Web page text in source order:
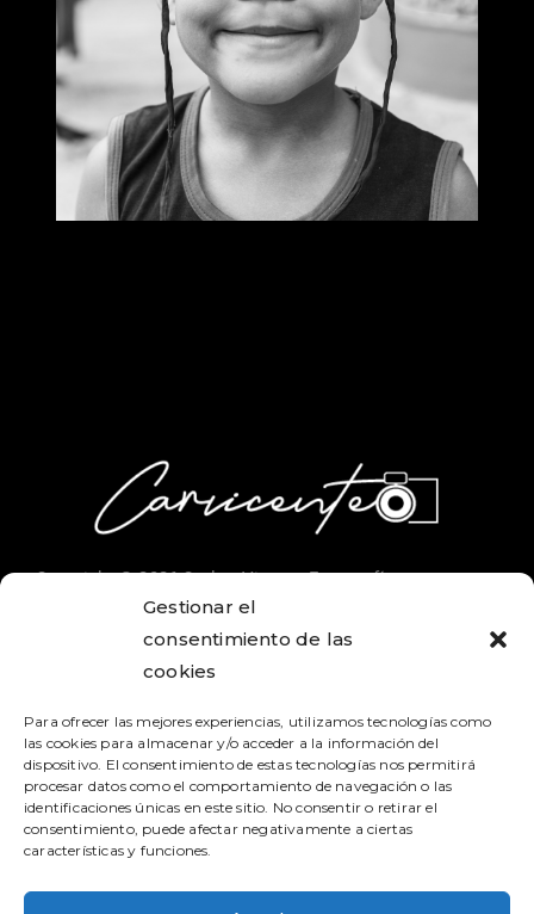
Gestionar el
consentimiento de las
cookies
Para ofrecer las mejores experiencias, utilizamos tecnologías como
las cookies para almacenar y/o acceder a la información del
dispositivo. El consentimiento de estas tecnologías nos permitirá
procesar datos como el comportamiento de navegación o las
identificaciones únicas en este sitio. No consentir o retirar el
consentimiento, puede afectar negativamente a ciertas
características y funciones.
CONTACTO
SÍGUEME
@carvicente
Copyright © 2026 Carlos Vicente Fotografía